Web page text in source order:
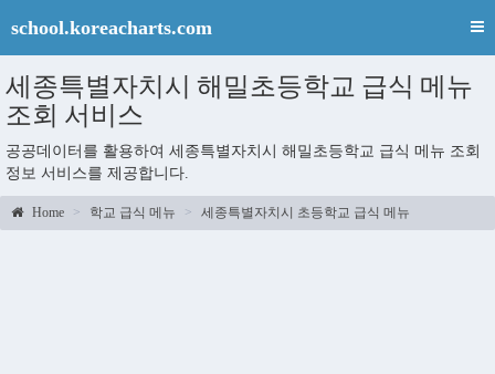
school.koreacharts.com
세종특별자치시 해밀초등학교 급식 메뉴
조회 서비스
공공데이터를 활용하여 세종특별자치시 해밀초등학교 급식 메뉴 조회
정보 서비스를 제공합니다.
Home 학교 급식 메뉴 세종특별자치시 초등학교 급식 메뉴